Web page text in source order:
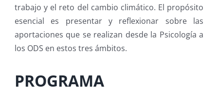
trabajo y el reto del cambio climático. El propósito
esencial es presentar y reflexionar sobre las
aportaciones que se realizan desde la Psicología a
los ODS en estos tres ámbitos.
PROGRAMA